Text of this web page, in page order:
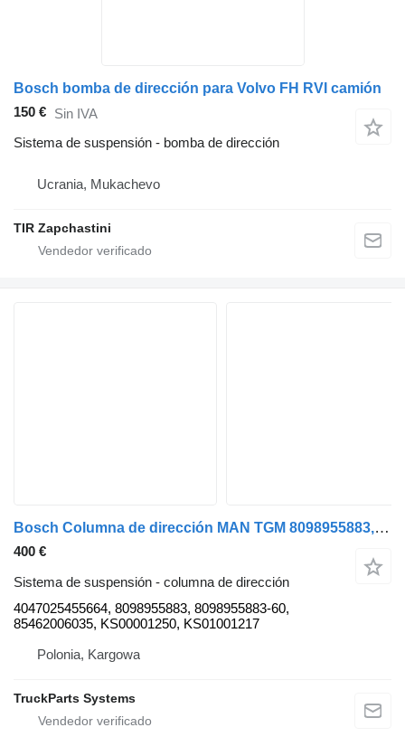
Bosch bomba de dirección para Volvo FH RVI camión
150 € Sin IVA
Sistema de suspensión - bomba de dirección
Ucrania, Mukachevo
TIR Zapchastini
Bosch Columna de dirección MAN TGM 8098955883, KS00001250 4047025455664 para MAN TGM camión
400 €
Sistema de suspensión - columna de dirección
4047025455664, 8098955883, 8098955883-60,
85462006035, KS00001250, KS01001217
Polonia, Kargowa
TruckParts Systems